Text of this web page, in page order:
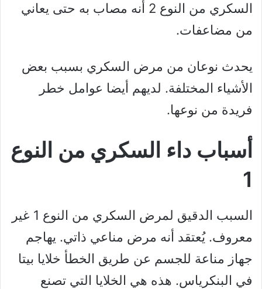
السكري من النوع 2 أنه مصاب به حتى يعاني
من مضاعفات.
يحدث نوعان من مرض السكري بسبب بعض
الأشياء المختلفة. لديهم أيضا عوامل خطر
فريدة من نوعها.
أسباب داء السكري من النوع
1
السبب الدقيق لمرض السكري من النوع 1 غير
معروف. يُعتقد أنه مرض مناعي ذاتي. يهاجم
جهاز مناعة للجسم عن طريق الخطأ خلايا بيتا
في البنكرياس. هذه هي الخلايا التي تصنع